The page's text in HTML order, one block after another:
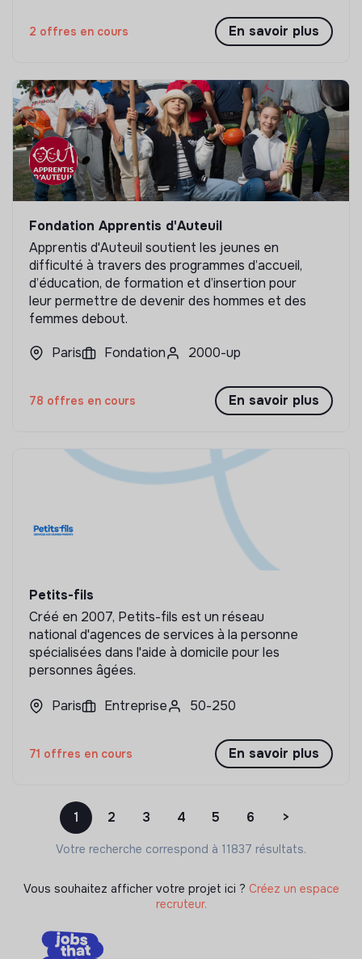
2 offres en cours En savoir plus
Fondation Apprentis d'Auteuil
Apprentis d'Auteuil soutient les jeunes en
difficulté à travers des programmes d’accueil,
d’éducation, de formation et d’insertion pour
leur permettre de devenir des hommes et des
femmes debout.
Paris
Fondation 2000-up
78 offres en cours En savoir plus
Petits-fils
Créé en 2007, Petits-fils est un réseau
national d'agences de services à la personne
spécialisées dans l'aide à domicile pour les
personnes âgées.
Paris Entreprise 50-250
71 offres en cours En savoir plus
1 2 3 4 5 6 >
Votre recherche correspond à 11837 résultats.
Vous souhaitez afficher votre projet ici ? Créez un espace
recruteur.